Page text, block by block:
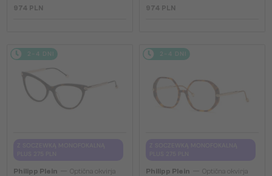
974 PLN 974 PLN
2-4 DNI
Philipp Plein
Optična okvirja
2-4 DNI
Philipp Plein
Optična okvirja